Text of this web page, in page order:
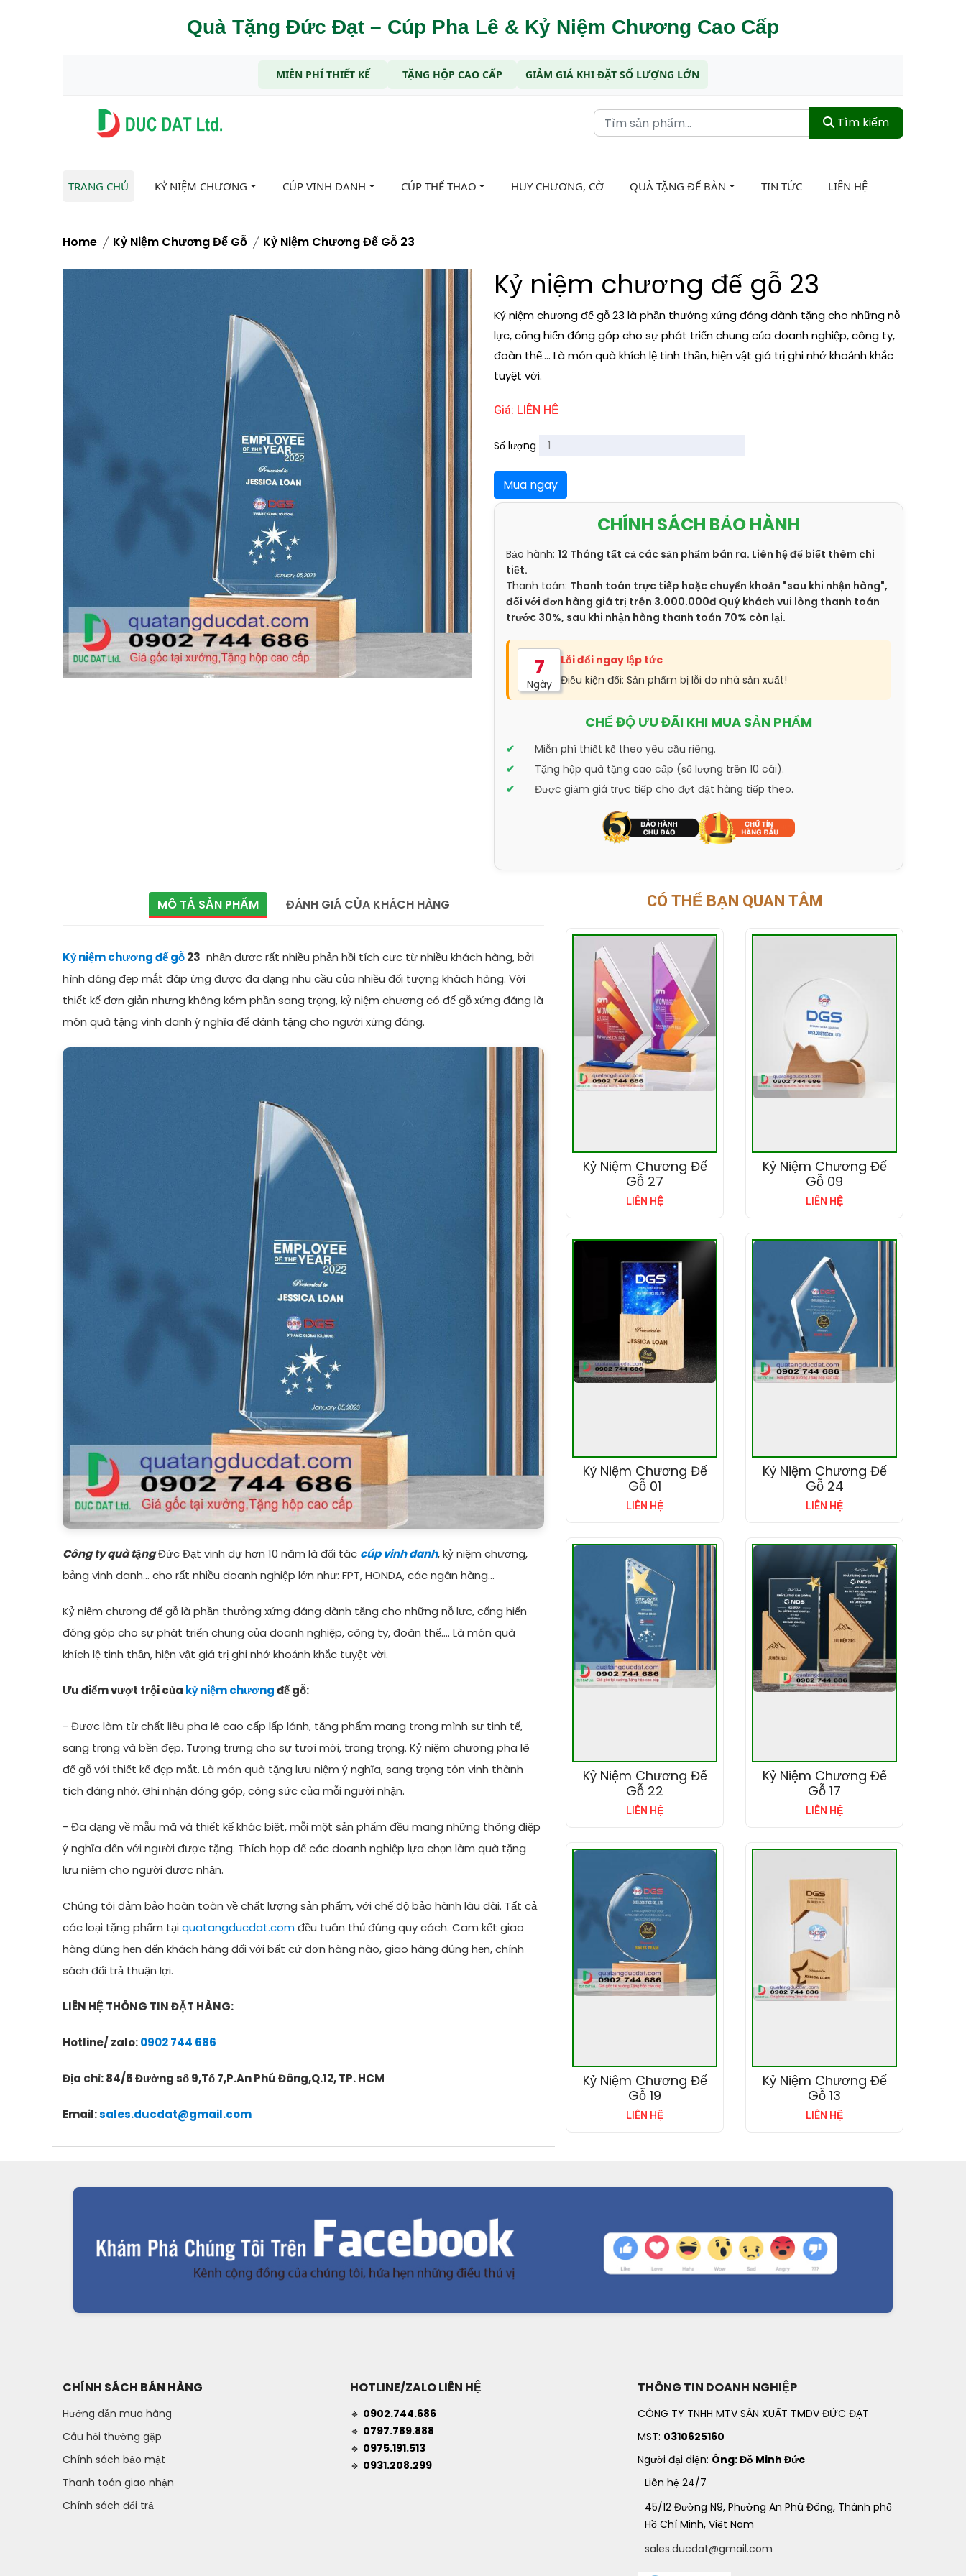
Quà Tặng Đức Đạt – Cúp Pha Lê & Kỷ Niệm Chương Cao Cấp
MIỄN PHÍ THIẾT KẾ TẶNG HỘP CAO CẤP GIẢM GIÁ KHI ĐẶT SỐ LƯỢNG LỚN
Tìm kiếm
TRANG CHỦ KỶ NIỆM CHƯƠNG CÚP VINH DANH CÚP THỂ THAO HUY CHƯƠNG, CỜ QUÀ TẶNG ĐỂ BÀN TIN TỨC LIÊN HỆ
Home Kỷ Niệm Chương Đế Gỗ Kỷ Niệm Chương Đế Gỗ 23
Kỷ niệm chương đế gỗ 23
Kỷ niệm chương đế gỗ 23 là phần thưởng xứng đáng dành tặng cho những nỗ
lực, cống hiến đóng góp cho sự phát triển chung của doanh nghiệp, công ty,
đoàn thể.... Là món quà khích lệ tinh thần, hiện vật giá trị ghi nhớ khoảnh khắc
tuyệt vời.
Giá: LIÊN HỆ
Số lượng
Mua ngay
CHÍNH SÁCH BẢO HÀNH
Bảo hành: 12 Tháng tất cả các sản phẩm bán ra. Liên hệ để biết thêm chi
tiết.
Thanh toán: Thanh toán trực tiếp hoặc chuyển khoản "sau khi nhận hàng",
đối với đơn hàng giá trị trên 3.000.000đ Quý khách vui lòng thanh toán
trước 30%, sau khi nhận hàng thanh toán 70% còn lại.
7
Ngày
Lỗi đổi ngay lập tức
Điều kiện đổi: Sản phẩm bị lỗi do nhà sản xuất!
CHẾ ĐỘ ƯU ĐÃI KHI MUA SẢN PHẨM
Miễn phí thiết kế theo yêu cầu riêng.
Tặng hộp quà tặng cao cấp (số lượng trên 10 cái).
Được giảm giá trực tiếp cho đợt đặt hàng tiếp theo.
MÔ TẢ SẢN PHẨM ĐÁNH GIÁ CỦA KHÁCH HÀNG
Kỷ niệm chương đế gỗ23 nhận được rất nhiều phản hồi tích cực từ nhiều khách hàng, bởi
hình dáng đẹp mắt đáp ứng được đa dạng nhu cầu của nhiều đối tượng khách hàng. Với
thiết kế đơn giản nhưng không kém phần sang trọng, kỷ niệm chương có đế gỗ xứng đáng là
món quà tặng vinh danh ý nghĩa để dành tặng cho người xứng đáng.
Công ty quà tặngĐức Đạt vinh dự hơn 10 năm là đối tác cúp vinh danh, kỷ niệm chương,
bảng vinh danh... cho rất nhiều doanh nghiệp lớn như: FPT, HONDA, các ngân hàng...
Kỷ niệm chương đế gỗ là phần thưởng xứng đáng dành tặng cho những nỗ lực, cống hiến
đóng góp cho sự phát triển chung của doanh nghiệp, công ty, đoàn thể.... Là món quà
khích lệ tinh thần, hiện vật giá trị ghi nhớ khoảnh khắc tuyệt vời.
Ưu điểm vượt trội của kỷ niệm chươngđế gỗ:
- Được làm từ chất liệu pha lê cao cấp lấp lánh, tặng phẩm mang trong mình sự tinh tế,
sang trọng và bền đẹp. Tượng trưng cho sự tươi mới, trang trọng. Kỷ niệm chương pha lê
đế gỗ với thiết kế đẹp mắt. Là món quà tặng lưu niệm ý nghĩa, sang trọng tôn vinh thành
tích đáng nhớ. Ghi nhận đóng góp, công sức của mỗi người nhận.
- Đa dạng về mẫu mã và thiết kế khác biệt, mỗi một sản phẩm đều mang những thông điệp
ý nghĩa đến với người được tặng. Thích hợp để các doanh nghiệp lựa chọn làm quà tặng
lưu niệm cho người được nhận.
Chúng tôi đảm bảo hoàn toàn về chất lượng sản phẩm, với chế độ bảo hành lâu dài. Tất cả
các loại tặng phẩm tại quatangducdat.comđều tuân thủ đúng quy cách. Cam kết giao
hàng đúng hẹn đến khách hàng đối với bất cứ đơn hàng nào, giao hàng đúng hẹn, chính
sách đổi trả thuận lợi.
LIÊN HỆ THÔNG TIN ĐẶT HÀNG:
Hotline/ zalo:0902 744 686
Địa chỉ: 84/6 Đường số 9,Tổ 7,P.An Phú Đông,Q.12, TP. HCM
Email:sales.ducdat@gmail.com
CÓ THỂ BẠN QUAN TÂM
Kỷ Niệm Chương Đế
Gỗ 27
LIÊN HỆ
Kỷ Niệm Chương Đế
Gỗ 09
LIÊN HỆ
Kỷ Niệm Chương Đế
Gỗ 01
LIÊN HỆ
Kỷ Niệm Chương Đế
Gỗ 24
LIÊN HỆ
Kỷ Niệm Chương Đế
Gỗ 22
LIÊN HỆ
Kỷ Niệm Chương Đế
Gỗ 17
LIÊN HỆ
Kỷ Niệm Chương Đế
Gỗ 19
LIÊN HỆ
Kỷ Niệm Chương Đế
Gỗ 13
LIÊN HỆ
CHÍNH SÁCH BÁN HÀNG
Hướng dẫn mua hàng
Câu hỏi thường gặp
Chính sách bảo mật
Thanh toán giao nhận
Chính sách đổi trả
HOTLINE/ZALO LIÊN HỆ
🔹 0902.744.686
🔹 0797.789.888
🔹 0975.191.513
🔹 0931.208.299
THÔNG TIN DOANH NGHIỆP
CÔNG TY TNHH MTV SẢN XUẤT TMDV ĐỨC ĐẠT
MST: 0310625160
Người đại diện: Ông: Đỗ Minh Đức
Liên hệ 24/7
45/12 Đường N9, Phường An Phú Đông, Thành phố
Hồ Chí Minh, Việt Nam
sales.ducdat@gmail.com